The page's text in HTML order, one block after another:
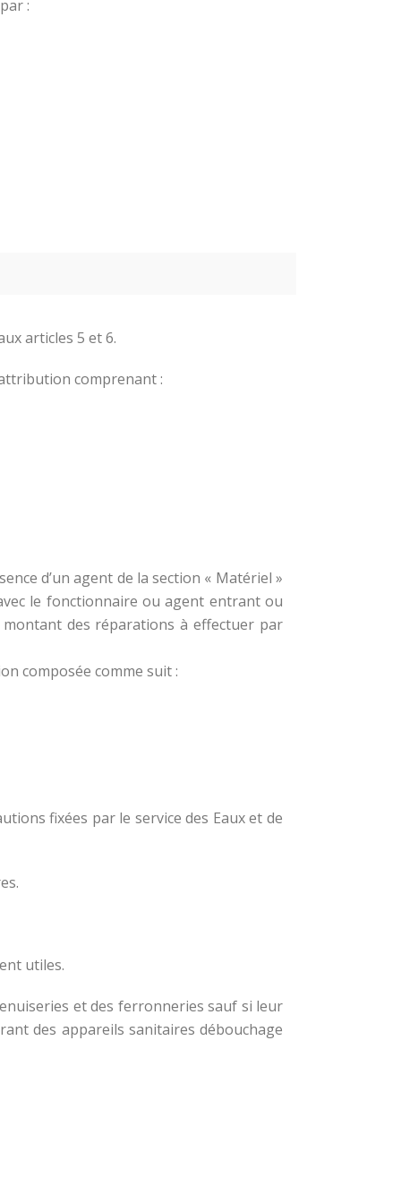
:
articles 5 et 6.
comprenant :
d’un agent de la section « Matériel »
le fonctionnaire ou agent entrant ou
des réparations à effectuer par
composée comme suit :
fixées par le service des Eaux et de
utiles.
et des ferronneries sauf si leur
des appareils sanitaires débouchage